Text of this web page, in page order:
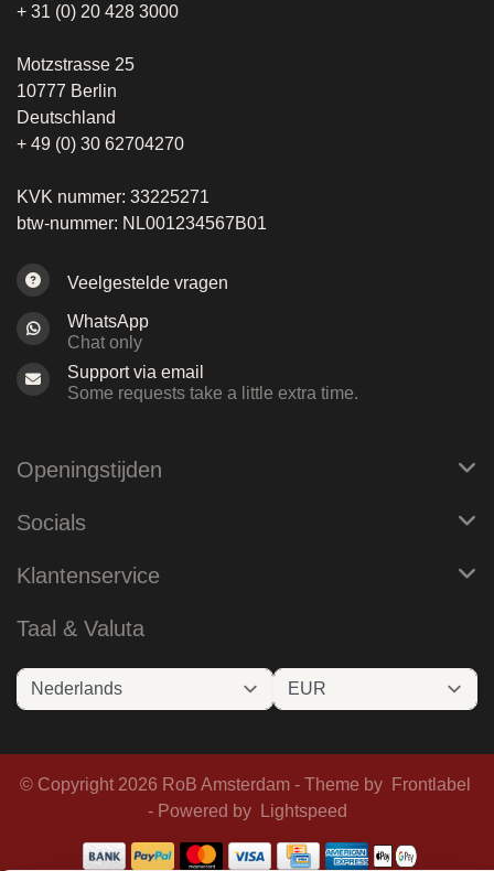
+ 31 (0) 20 428 3000
Motzstrasse 25
10777 Berlin
Deutschland
+ 49 (0) 30 62704270
KVK nummer: 33225271
btw-nummer: NL001234567B01
Veelgestelde vragen
WhatsApp
Chat only
Support via email
Some requests take a little extra time.
Openingstijden
Socials
Klantenservice
Taal & Valuta
© Copyright 2026 RoB Amsterdam - Theme by
Frontlabel
- Powered by
Lightspeed